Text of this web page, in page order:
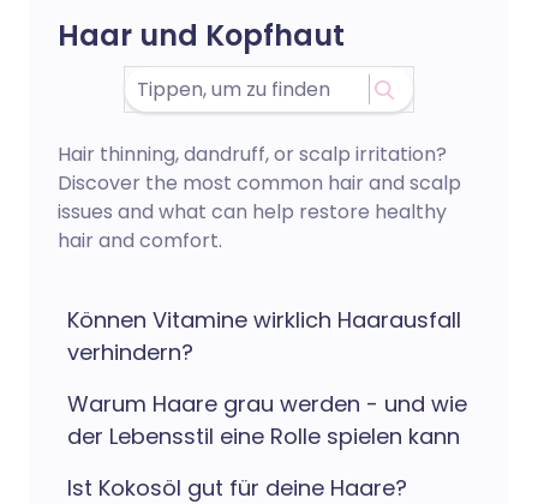
Haar und Kopfhaut
Hair thinning, dandruff, or scalp irritation?
Discover the most common hair and scalp
issues and what can help restore healthy
hair and comfort.
Können Vitamine wirklich Haarausfall
verhindern?
Warum Haare grau werden - und wie
der Lebensstil eine Rolle spielen kann
Ist Kokosöl gut für deine Haare?